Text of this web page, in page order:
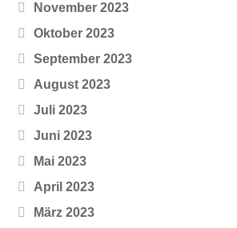
November 2023
Oktober 2023
September 2023
August 2023
Juli 2023
Juni 2023
Mai 2023
April 2023
März 2023